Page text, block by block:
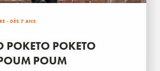
- DÈS 7 ANS
POKETO POKETO
POUM